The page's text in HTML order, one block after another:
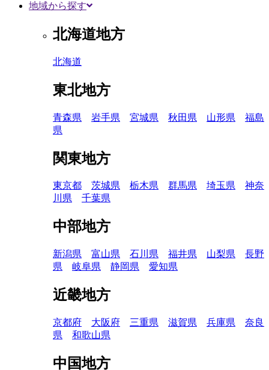
地域から探す
北海道地方
北海道
東北地方
青森県 岩手県 宮城県 秋田県 山形県
福島
県
関東地方
東京都 茨城県 栃木県 群馬県 埼玉県
神奈
川県
千葉県
中部地方
新潟県 富山県 石川県 福井県 山梨県
長野
県
岐阜県 静岡県 愛知県
近畿地方
京都府 大阪府 三重県 滋賀県 兵庫県
奈良
県
和歌山県
中国地方